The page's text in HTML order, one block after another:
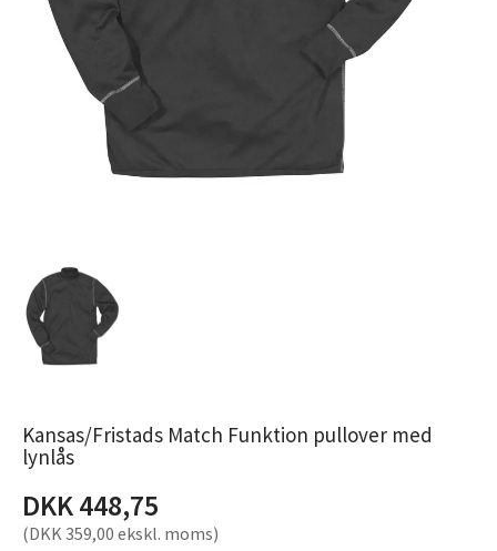
Kansas/Fristads Match Funktion pullover med
lynlås
DKK 448,75
(DKK 359,00 ekskl. moms)